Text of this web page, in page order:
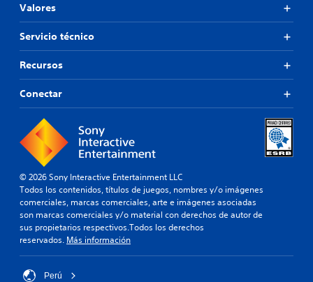
Valores
Servicio técnico
Recursos
Conectar
© 2026 Sony Interactive Entertainment LLC
Todos los contenidos, títulos de juegos, nombres y/o imágenes
comerciales, marcas comerciales, arte e imágenes asociadas
son marcas comerciales y/o material con derechos de autor de
sus propietarios respectivos.Todos los derechos
reservados. Más información
Perú